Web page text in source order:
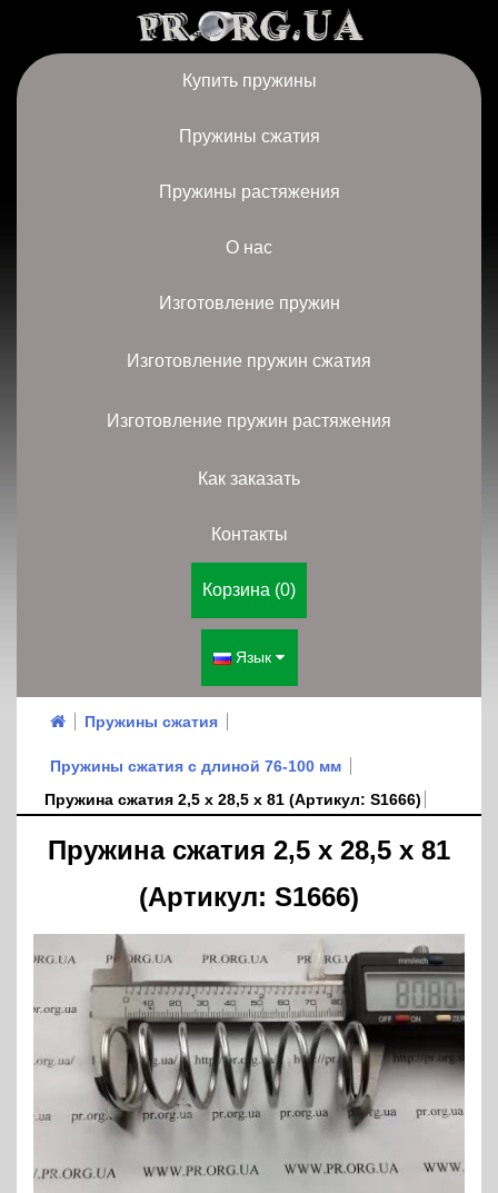
Купить пружины
Пружины сжатия
Пружины растяжения
О нас
Изготовление пружин
Изготовление пружин сжатия
Изготовление пружин растяжения
Как заказать
Контакты
Корзина (0)
Язык
Пружины сжатия
Пружины сжатия с длиной 76-100 мм
Пружина сжатия 2,5 х 28,5 х 81 (Артикул: S1666)
Пружина сжатия 2,5 х 28,5 х 81
(Артикул: S1666)